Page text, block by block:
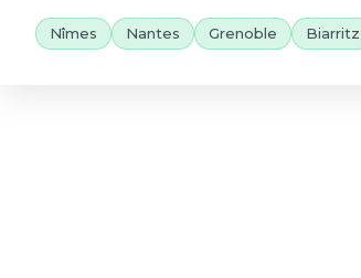
Nîmes Nantes Grenoble Biarritz